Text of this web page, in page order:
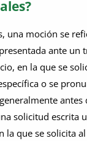
vinculantes?
entre una moción y
entre una
moción legal?
moción legal?
una moción se
ante un
en la que se
o se
antes
solicitud escrita
la que se solicita